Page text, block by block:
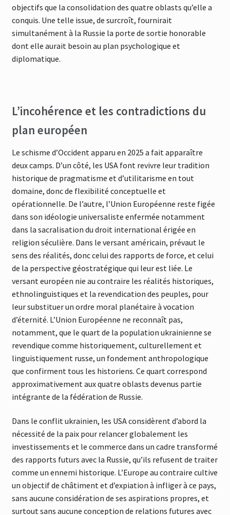
objectifs que la consolidation des quatre oblasts qu’elle a
conquis. Une telle issue, de surcroît, fournirait
simultanément à la Russie la porte de sortie honorable
dont elle aurait besoin au plan psychologique et
diplomatique.
L’incohérence et les contradictions du
plan européen
Le schisme d’Occident apparu en 2025 a fait apparaître
deux camps. D’un côté, les USA font revivre leur tradition
historique de pragmatisme et d’utilitarisme en tout
domaine, donc de flexibilité conceptuelle et
opérationnelle. De l’autre, l’Union Européenne reste figée
dans son idéologie universaliste enfermée notamment
dans la sacralisation du droit international érigée en
religion séculière. Dans le versant américain, prévaut le
sens des réalités, donc celui des rapports de force, et celui
de la perspective géostratégique qui leur est liée. Le
versant européen nie au contraire les réalités historiques,
ethnolinguistiques et la revendication des peuples, pour
leur substituer un ordre moral planétaire à vocation
d’éternité. L’Union Européenne ne reconnaît pas,
notamment, que le quart de la population ukrainienne se
revendique comme historiquement, culturellement et
linguistiquement russe, un fondement anthropologique
que confirment tous les historiens. Ce quart correspond
approximativement aux quatre oblasts devenus partie
intégrante de la fédération de Russie.
Dans le conflit ukrainien, les USA considèrent d’abord la
nécessité de la paix pour relancer globalement les
investissements et le commerce dans un cadre transformé
des rapports futurs avec la Russie, qu’ils refusent de traiter
comme un ennemi historique. L’Europe au contraire cultive
un objectif de châtiment et d’expiation à infliger à ce pays,
sans aucune considération de ses aspirations propres, et
surtout sans aucune conception de relations futures avec